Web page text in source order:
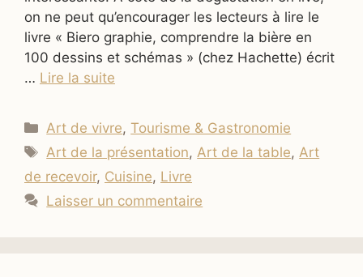
on ne peut qu’encourager les lecteurs à lire le
livre « Biero graphie, comprendre la bière en
100 dessins et schémas » (chez Hachette) écrit
… Lire la suite
Catégories
Art de vivre,Tourisme & Gastronomie
Étiquettes
Art de la présentation,Art de la table,Art
de recevoir, Cuisine, Livre
Laisser un commentaire